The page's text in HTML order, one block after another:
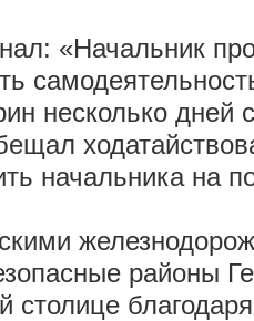
«Начальник
несколько дней
начальника на
районы
столице